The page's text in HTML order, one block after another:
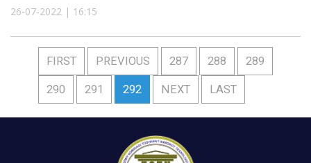
26-07-2022 | 16:15
FIRST PREVIOUS 287 288 289
290 291 292 NEXT LAST